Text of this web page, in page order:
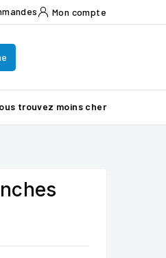
Mon compte
trouvez moins cher